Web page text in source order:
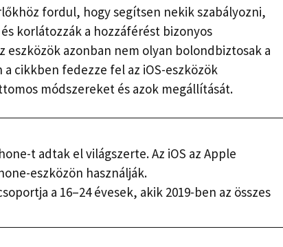
fordul, hogy segítsen nekik szabályozni,
korlátozzák a hozzáférést bizonyos
eszközök azonban nem olyan bolondbiztosak a
cikkben fedezze fel az iOS-eszközök
módszereket és azok megállítását.
t adtak el világszerte. Az iOS az Apple
eszközön használják.
a 16–24 évesek, akik 2019-ben az összes